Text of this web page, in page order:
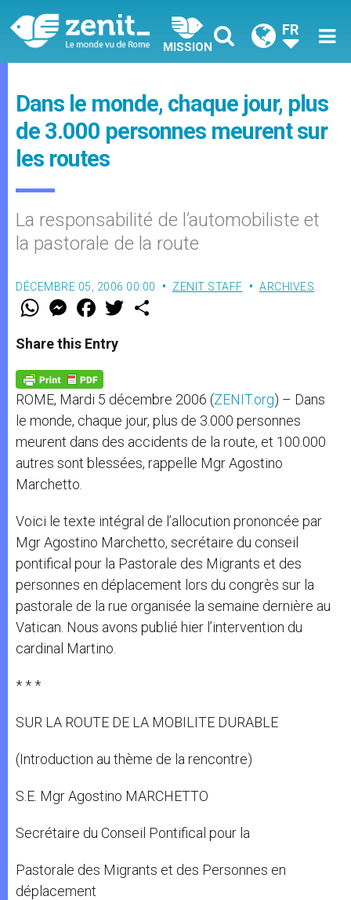
MISSION
FR
Dans le monde, chaque jour, plus
de 3.000 personnes meurent sur
les routes
La responsabilité de l’automobiliste et
la pastorale de la route
DÉCEMBRE 05, 2006 00:00 ZENIT STAFF ARCHIVES
W
t
s
p
p
M
e
s
e
g
e
r
F
a
e
b
o
k
w
Share this Entry
ROME, Mardi 5 décembre 2006 (ZENIT.org) – Dans
le monde, chaque jour, plus de 3.000 personnes
meurent dans des accidents de la route, et 100.000
autres sont blessées, rappelle Mgr Agostino
Marchetto.
Voici le texte intégral de l’allocution prononcée par
Mgr Agostino Marchetto, secrétaire du conseil
pontifical pour la Pastorale des Migrants et des
personnes en déplacement lors du congrès sur la
pastorale de la rue organisée la semaine dernière au
Vatican. Nous avons publié hier l’intervention du
cardinal Martino.
* * *
SUR LA ROUTE DE LA MOBILITE DURABLE
(Introduction au thème de la rencontre)
S.E. Mgr Agostino MARCHETTO
Secrétaire du Conseil Pontifical pour la
Pastorale des Migrants et des Personnes en
déplacement